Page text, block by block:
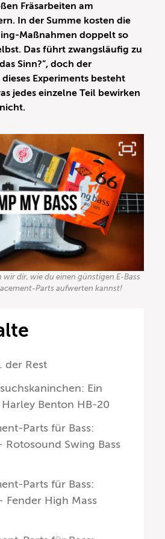
Fräsarbeiten am
In der Summe kosten die
Maßnahmen doppelt so
Das führt zwangsläufig zu
Sinn?”, doch der
Experiments besteht
jedes einzelne Teil bewirken
wir dir, wie du einen günstigen E-Bass
Parts aufwerten kannst!
der Rest
Ein
Benton HB-20
Parts für Bass:
Rotosound Swing Bass
Parts für Bass:
Fender High Mass